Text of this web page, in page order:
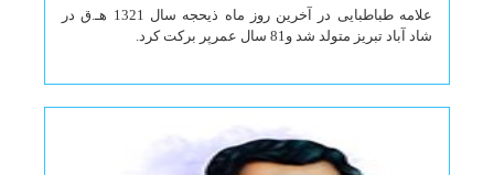
علامه طباطبایی در آخرین روز ماه ذیحجه سال 1321 هـ.ق در
شاد آباد تبریز متولد شد و81 سال عمرپر برکت کرد.